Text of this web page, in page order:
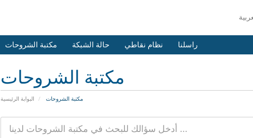
مكتبة الشروحات حالة الشبكة نظام نقاطي راسلنا
مكتبة الشروحات
البوابة الرئيسية مكتبة الشروحات